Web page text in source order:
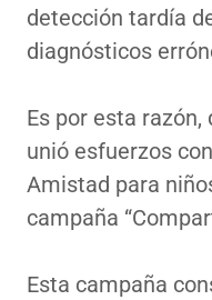
detección tardía
diagnósticos
Es por esta razón,
unió esfuerzos
Amistad para
campaña
Esta campaña